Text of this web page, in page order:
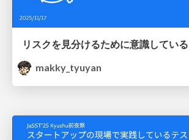
リスクを見分けるために意識してい
makky_tyuyan